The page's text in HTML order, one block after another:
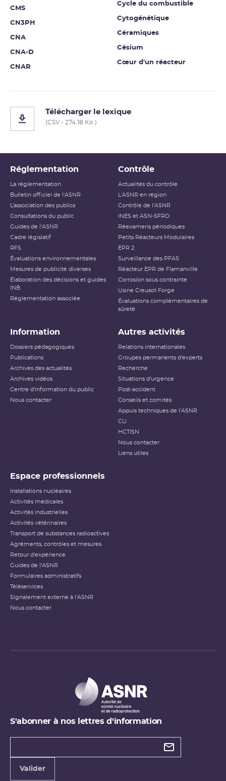
CMS
CN3PH
CNA
CNA-D
CNAR
Cycle du combustible
Cytogénétique
Céramiques
Césium
Cœur d'un réacteur
Télécharger le lexique
(CSV - 274.18 Ko )
Réglementation
La réglementation
Bulletin officiel de l'ASNR
L’association des publics
Consultations du public
Guides de l'ASNR
Cadre législatif
RFS
Évaluations environnementales
Mesures de publicité diverses
Élaboration des décisions et guides
INB
Réglementation associée
Contrôle
Actualités du contrôle
L'ASNR en région
Contrôle de l'ASNR
INES et ASN-SFRO
Réexamens périodiques
Petits Réacteurs Modulaires
EPR 2
Surveillance des PFAS
Réacteur EPR de Flamanville
Corrosion sous contrainte
Usine Creusot Forge
Évaluations complémentaires de
sûreté
Information
Dossiers pédagogiques
Publications
Archives des actualités
Archives vidéos
Centre d'information du public
Nous contacter
Autres activités
Relations internationales
Groupes permanents d'experts
Recherche
Situations d'urgence
Post-accident
Conseils et comités
Appuis techniques de l'ASNR
CLI
HCTISN
Nous contacter
Liens utiles
Espace professionnels
Installations nucléaires
Activités médicales
Activités industrielles
Activités vétérinaires
Transport de substances radioactives
Agréments, contrôles et mesures
Retour d'expérience
Guides de l'ASNR
Formulaires administratifs
Téléservices
Signalement externe à l'ASNR
Nous contacter
S'abonner à nos lettres d'information
Types de
Valider